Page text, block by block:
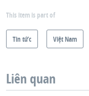
This item is part of
Tin tức Việt Nam
Liên quan